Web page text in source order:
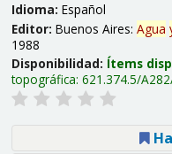
Idioma: Español
Editor: Buenos Aires: Agua
1988
Disponibilidad: Ítems
topográfica: 621.374.5/